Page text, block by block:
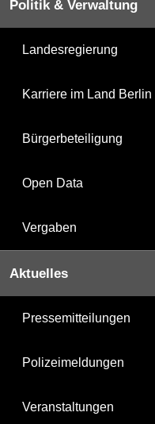
Politik & Verwaltung
Landesregierung
Karriere im Land Berlin
Bürgerbeteiligung
Open Data
Vergaben
Aktuelles
Pressemitteilungen
Polizeimeldungen
Veranstaltungen